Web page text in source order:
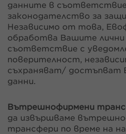
данните в
законодателство за
Независимо от това,
обработва Вашите лични
съответствие с
поверителност,
съхраняват/ достъпват
данни.
Вътрешнофирмени
да извършваме
трансфери по време на